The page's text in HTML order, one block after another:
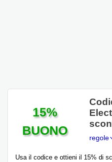
15%
BUONO
regole
Usa il codice e ottieni il 15% di